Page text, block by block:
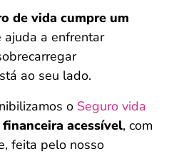
de vida cumpre um
ajuda a enfrentar
ao seu lado.
o Seguro vida
acessível, com
feita pelo nosso